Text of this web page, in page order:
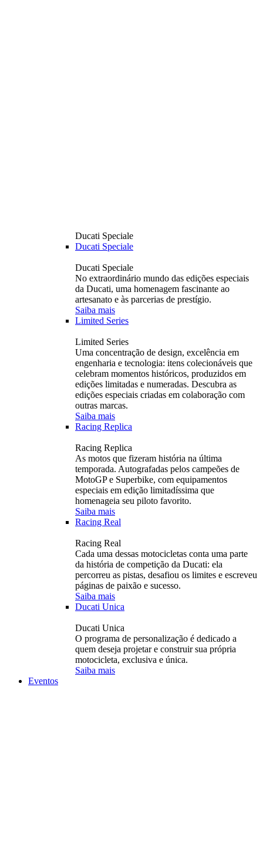
Ducati Speciale
Ducati Speciale
Ducati Speciale
No extraordinário mundo das edições especiais
da Ducati, uma homenagem fascinante ao
artesanato e às parcerias de prestígio.
Saiba mais
Limited Series
Limited Series
Uma concentração de design, excelência em
engenharia e tecnologia: itens colecionáveis ​​que
celebram momentos históricos, produzidos em
edições limitadas e numeradas. Descubra as
edições especiais criadas em colaboração com
outras marcas.
Saiba mais
Racing Replica
Racing Replica
As motos que fizeram história na última
temporada. Autografadas pelos campeões de
MotoGP e Superbike, com equipamentos
especiais em edição limitadíssima que
homenageia seu piloto favorito.
Saiba mais
Racing Real
Racing Real
Cada uma dessas motocicletas conta uma parte
da história de competição da Ducati: ela
percorreu as pistas, desafiou os limites e escreveu
páginas de paixão e sucesso.
Saiba mais
Ducati Unica
Ducati Unica
O programa de personalização é dedicado a
quem deseja projetar e construir sua própria
motocicleta, exclusiva e única.
Saiba mais
Eventos